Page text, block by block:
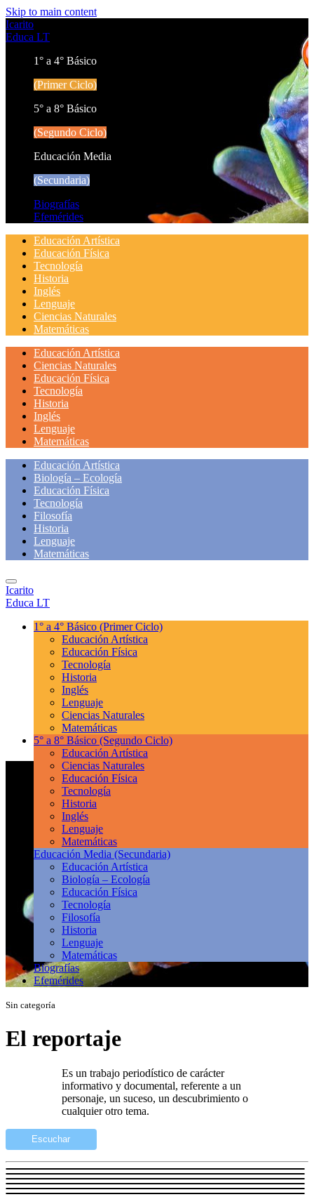
Skip to main content
Icarito
Educa LT
1° a 4° Básico
(Primer Ciclo)
5° a 8° Básico
(Segundo Ciclo)
Educación Media
(Secundaria)
Biografías
Efemérides
Educación Artística
Educación Física
Tecnología
Historia
Inglés
Lenguaje
Ciencias Naturales
Matemáticas
Educación Artística
Ciencias Naturales
Educación Física
Tecnología
Historia
Inglés
Lenguaje
Matemáticas
Educación Artística
Biología – Ecología
Educación Física
Tecnología
Filosofía
Historia
Lenguaje
Matemáticas
Icarito
Educa LT
1° a 4° Básico (Primer Ciclo)
Educación Artística
Educación Física
Tecnología
Historia
Inglés
Lenguaje
Ciencias Naturales
Matemáticas
5° a 8° Básico (Segundo Ciclo)
Educación Artística
Ciencias Naturales
Educación Física
Tecnología
Historia
Inglés
Lenguaje
Matemáticas
Educación Media (Secundaria)
Educación Artística
Biología – Ecología
Educación Física
Tecnología
Filosofía
Historia
Lenguaje
Matemáticas
Biografías
Efemérides
Sin categoría
El reportaje
Es un trabajo periodístico de carácter
informativo y documental, referente a un
personaje, un suceso, un descubrimiento o
cualquier otro tema.
Escuchar